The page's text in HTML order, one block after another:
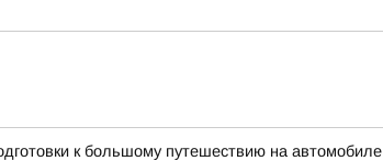
к большому путешествию на автомобиле